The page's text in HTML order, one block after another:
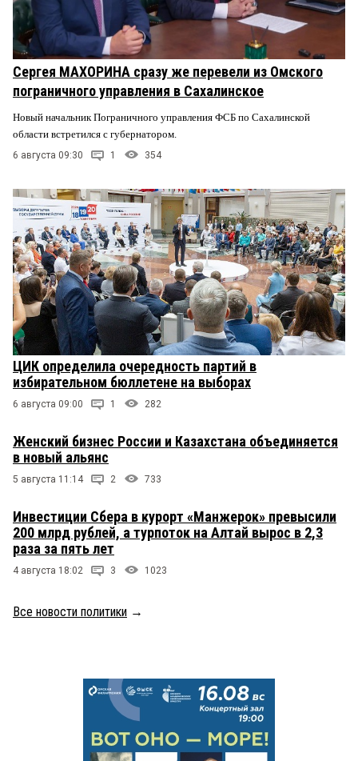
Сергея МАХОРИНА сразу же перевели из Омского
пограничного управления в Сахалинское
Новый начальник Пограничного управления ФСБ по Сахалинской
области встретился с губернатором.
6 августа 09:30 1 354
ЦИК определила очередность партий в
избирательном бюллетене на выборах
6 августа 09:00 1 282
Женский бизнес России и Казахстана объединяется
в новый альянс
5 августа 11:14 2 733
Инвестиции Сбера в курорт «Манжерок» превысили
200 млрд рублей, а турпоток на Алтай вырос в 2,3
раза за пять лет
4 августа 18:02 3 1023
Все новости политики →